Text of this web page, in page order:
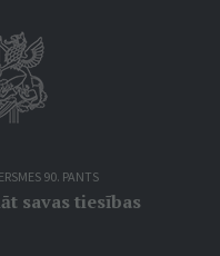
90. PANTS
savas tiesības